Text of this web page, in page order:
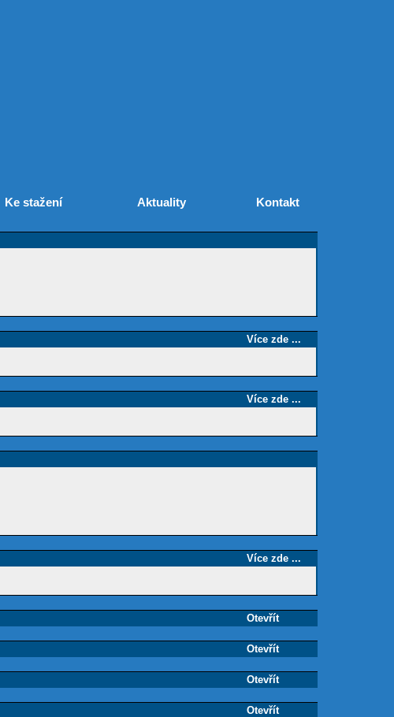
Ke stažení Aktuality Kontakt
Více zde ...
Více zde ...
Více zde ...
Otevřít
Otevřít
Otevřít
Otevřít